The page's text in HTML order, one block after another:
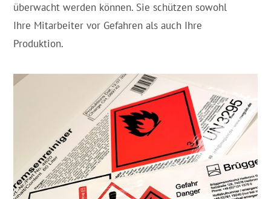
überwacht werden können. Sie schützen sowohl
Ihre Mitarbeiter vor Gefahren als auch Ihre
Produktion.